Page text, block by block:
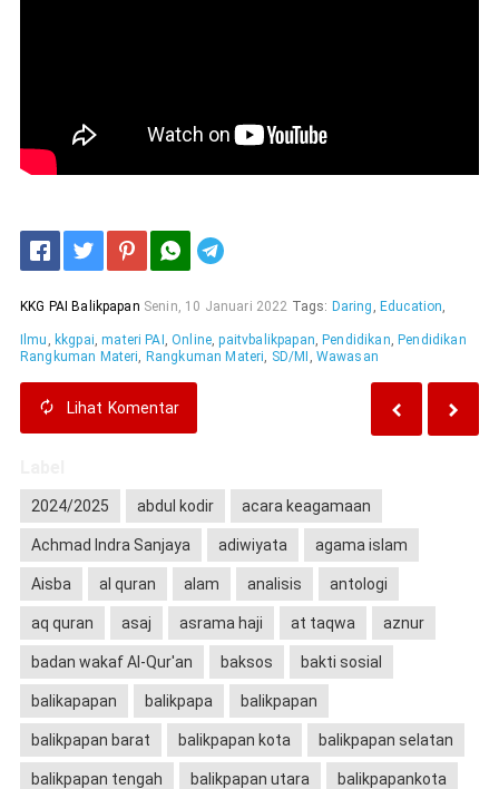
KKG PAI Balikpapan Senin, 10 Januari 2022 Tags: Daring , Education,
Ilmu , kkgpai,materi PAI ,Online,paitvbalikpapan, Pendidikan, Pendidikan
Rangkuman Materi, Rangkuman Materi, SD/MI , Wawasan
Lihat Komentar
2024/2025 abdul kodir acara keagamaan
Achmad Indra Sanjaya adiwiyata agama islam
Aisba al quran alam analisis antologi
aq quran asaj asrama haji at taqwa aznur
badan wakaf Al-Qur'an baksos bakti sosial
balikapapan balikpapa balikpapan
balikpapan barat balikpapan kota balikpapan selatan
balikpapan tengah balikpapan utara balikpapankota